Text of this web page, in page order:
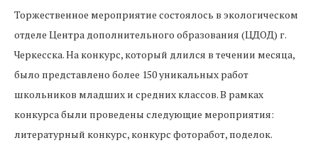
Торжественное мероприятие состоялось в экологическом
отделе Центра дополнительного образования (ЦДОД) г.
Черкесска. На конкурс, который длился в течении месяца,
было представлено более 150 уникальных работ
школьников младших и средних классов. В рамках
конкурса были проведены следующие мероприятия:
литературный конкурс, конкурс фоторабот, поделок.